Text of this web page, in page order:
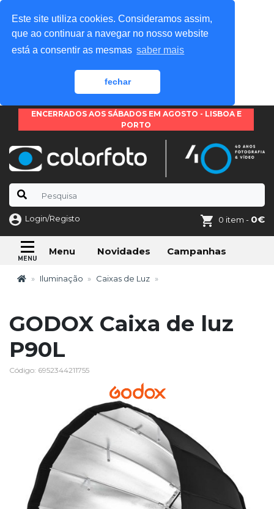
Este site utiliza cookies. Consideramos assim,
que ao continuar a navegar no nosso website
está a consentir as mesmas saber mais
fechar
ENCERRADOS AOS SÁBADOS EM AGOSTO - LISBOA E
PORTO
Login/Registo 0 item - 0€
Menu Novidades Campanhas
Iluminação Caixas de Luz
GODOX Caixa de luz
P90L
Código: 6952344211755